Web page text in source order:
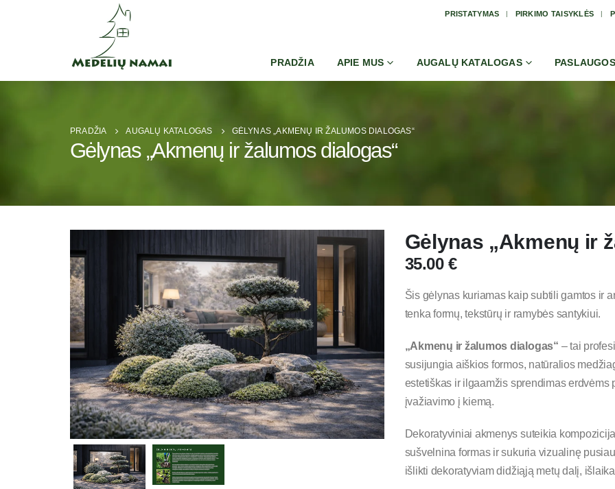
PRISTATYMAS PIRKIMO TAISYKLĖS
PRADŽIA APIE MUS AUGALŲ KATALOGAS PASLAUGOS
PRADŽIA AUGALŲ KATALOGAS GĖLYNAS „AKMENŲ IR ŽALUMOS DIALOGAS“
Gėlynas „Akmenų ir žalumos dialogas“
Gėlynas „Akmenų ir
35.00 €
Šis gėlynas kuriamas kaip subtili gamtos ir
tenka formų, tekstūrų ir ramybės santykiui.
„Akmenų ir žalumos dialogas“ – tai
susijungia aiškios formos, natūralios
estetiškas ir ilgaamžis sprendimas
įvažiavimo į kiemą.
Dekoratyviniai akmenys suteikia
sušvelnina formas ir sukuria vizualinę
išlikti dekoratyviam didžiąją metų dalį,